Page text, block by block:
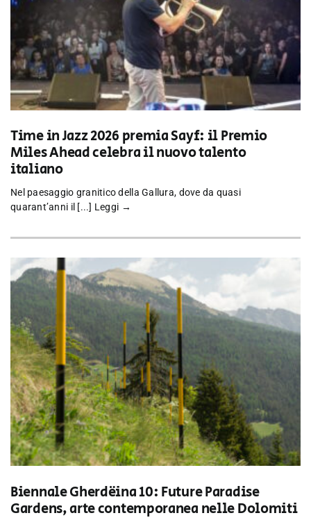
Time in Jazz 2026 premia Sayf: il Premio
Miles Ahead celebra il nuovo talento
italiano
Nel paesaggio granitico della Gallura, dove da quasi
quarant’anni il [...] Leggi →
Biennale Gherdëina 10: Future Paradise
Gardens, arte contemporanea nelle Dolomiti